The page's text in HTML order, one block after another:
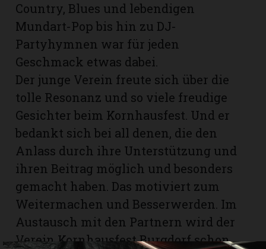
Country, Blues und lebendigen
Mundart-Pop bis hin zu DJ-
Partyhymnen war für jeden
Geschmack etwas dabei.
Der junge Verein freute sich über die
tolle Resonanz und so viele freudige
Gesichter beim Kornhausfest. Und er
bedankt sich bei all denen, die den
Anlass durch ihre Unterstützung und
ihren Beitrag möglich und besonders
gemacht haben. Das motiviert zum
Weitermachen und Besserwerden. Im
Austausch mit den Partnern wird der
Verein Kornhausfest Burgdorf schon